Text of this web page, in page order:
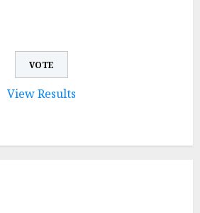
View Results